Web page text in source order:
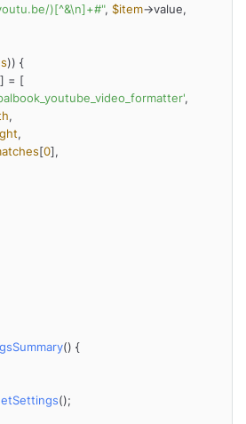
)[^&\n]+#", $item
)) {
] = [
,
,
,
[0],
() {
();